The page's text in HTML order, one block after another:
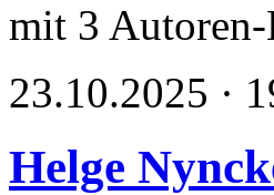
mit 3
23.10.2025 ·
Helge